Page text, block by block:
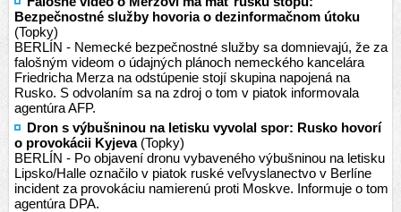
Bezpečnostné služby hovoria o dezinformačnom útoku
(Topky)
BERLÍN - Nemecké bezpečnostné služby sa domnievajú, že za
falošným videom o údajných plánoch nemeckého kancelára
Friedricha Merza na odstúpenie stojí skupina napojená na
Rusko. S odvolaním sa na zdroj o tom v piatok informovala
agentúra AFP.
Dron s výbušninou na letisku vyvolal spor: Rusko hovorí
o provokácii Kyjeva(Topky)
BERLÍN - Po objavení dronu vybaveného výbušninou na letisku
Lipsko/Halle označilo v piatok ruské veľvyslanectvo v Berlíne
incident za provokáciu namierenú proti Moskve. Informuje o tom
agentúra DPA.